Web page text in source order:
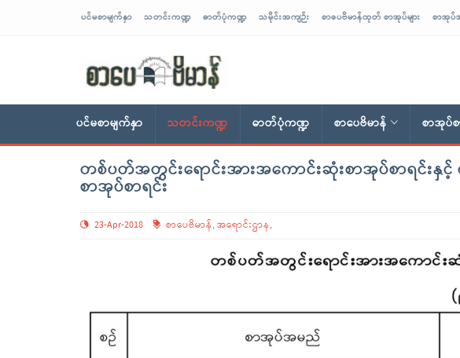
ပင်မစာမျက်နှာ သတင်းကဏ္ဍ ဓာတ်ပုံကဏ္ဍ သမိုင်းအကျဉ်း စာပေဗိမာန်ထုတ် စာအုပ်များ စာအုပ်
ပင်မစာမျက်နှာ သတင်းကဏ္ဍ ဓာတ်ပုံကဏ္ဍ စာပေဗိမာန် စာအုပ်စ
တစ်ပတ်အတွင်းရောင်းအားအကောင်းဆုံးစာအုပ်စာရင်
စာအုပ်စာရင်း
23-Apr-2018 စာပေဗိမာန်,အရောင်းဌာန,